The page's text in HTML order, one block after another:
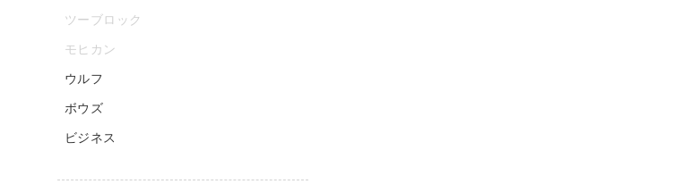
ツーブロック
モヒカン
ウルフ
ボウズ
ビジネス